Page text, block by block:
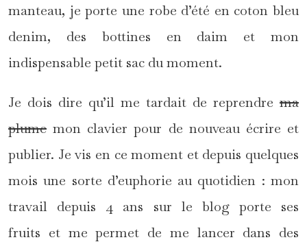
manteau, je porte une robe d’été en coton bleu
denim, des bottines en daim et mon
indispensable petit sac du moment.
Je dois dire qu’il me tardait de reprendre ma
plume mon clavier pour de nouveau écrire et
publier. Je vis en ce moment et depuis quelques
mois une sorte d’euphorie au quotidien : mon
travail depuis 4 ans sur le blog porte ses
fruits et me permet de me lancer dans des